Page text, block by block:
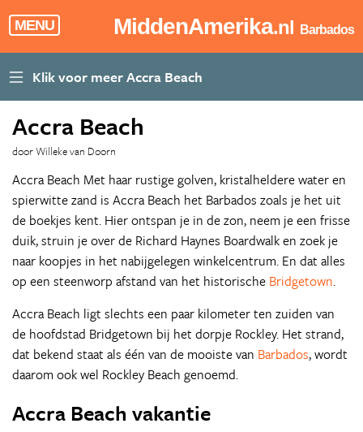
MENU MiddenAmerika.nl Barbados
Accra Beach
door Willeke van Doorn
Accra Beach Met haar rustige golven, kristalheldere water en
spierwitte zand is Accra Beach het Barbados zoals je het uit
de boekjes kent. Hier ontspan je in de zon, neem je een frisse
duik, struin je over de Richard Haynes Boardwalk en zoek je
naar koopjes in het nabijgelegen winkelcentrum. En dat alles
op een steenworp afstand van het historische Bridgetown.
Accra Beach ligt slechts een paar kilometer ten zuiden van
de hoofdstad Bridgetown bij het dorpje Rockley. Het strand,
dat bekend staat als één van de mooiste van Barbados, wordt
daarom ook wel Rockley Beach genoemd.
Accra Beach vakantie